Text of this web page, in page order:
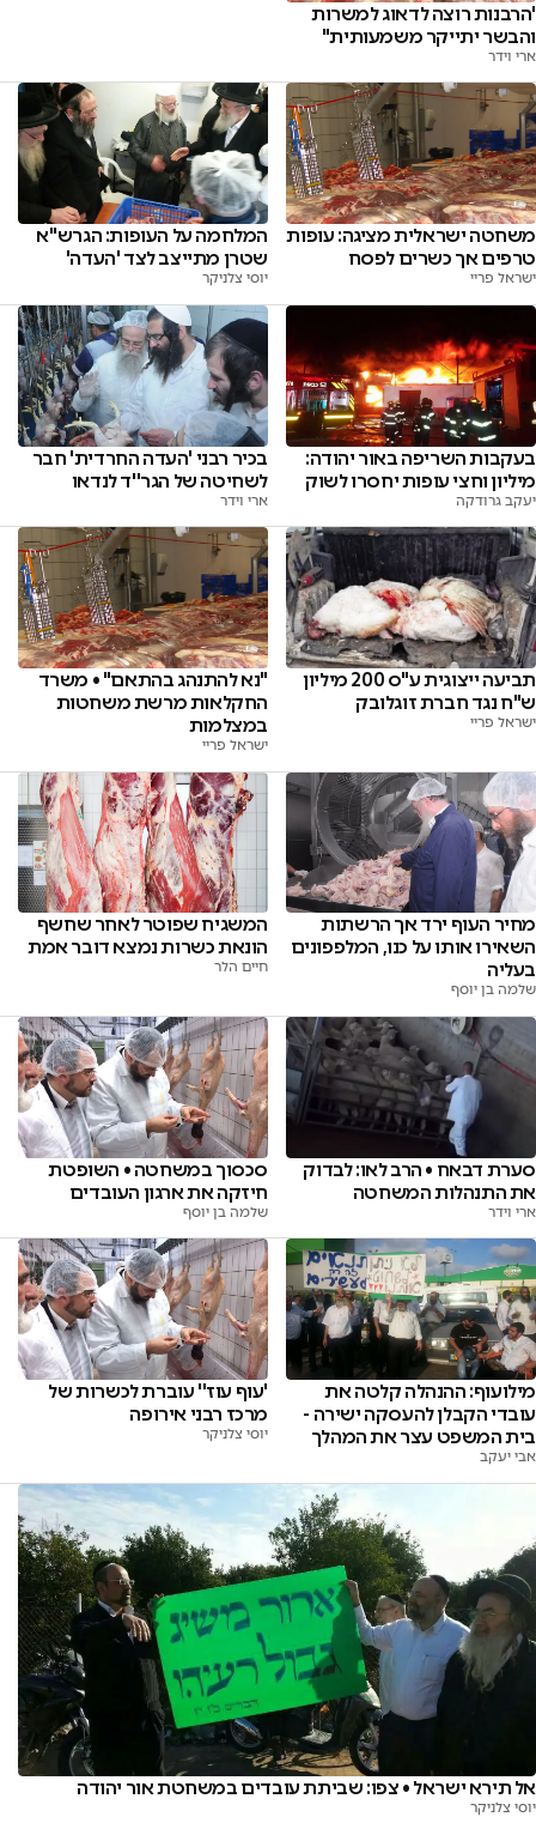
'הרבנות רוצה לדאוג למשרות
והבשר יתייקר משמעותית"
ארי וידר
משחטה ישראלית מציגה: עופות
טרפים אך כשרים לפסח
ישראל פריי
המלחמה על העופות: הגרש''א
שטרן מתייצב לצד 'העדה'
יוסי צלניקר
בעקבות השריפה באור יהודה:
מיליון וחצי עופות יחסרו לשוק
יעקב גרודקה
בכיר רבני 'העדה החרדית' חבר
לשחיטה של הגר''ד לנדאו
ארי וידר
תביעה ייצוגית ע"ס 200 מיליון
ש"ח נגד חברת זוגלובק
ישראל פריי
"נא להתנהג בהתאם" • משרד
החקלאות מרשת משחטות
במצלמות
ישראל פריי
מחיר העוף ירד אך הרשתות
השאירו אותו על כנו, המלפפונים
בעליה
שלמה בן יוסף
המשגיח שפוטר לאחר שחשף
הונאת כשרות נמצא דובר אמת
חיים הלר
סערת דבאח • הרב לאו: לבדוק
את התנהלות המשחטה
ארי וידר
סכסוך במשחטה • השופטת
חיזקה את ארגון העובדים
שלמה בן יוסף
מילועוף: ההנהלה קלטה את
עובדי הקבלן להעסקה ישירה -
בית המשפט עצר את המהלך
אבי יעקב
'עוף עוז'' עוברת לכשרות של
מרכז רבני אירופה
יוסי צלניקר
אל תירא ישראל • צפו: שביתת עובדים במשחטת אור יהודה
יוסי צלניקר